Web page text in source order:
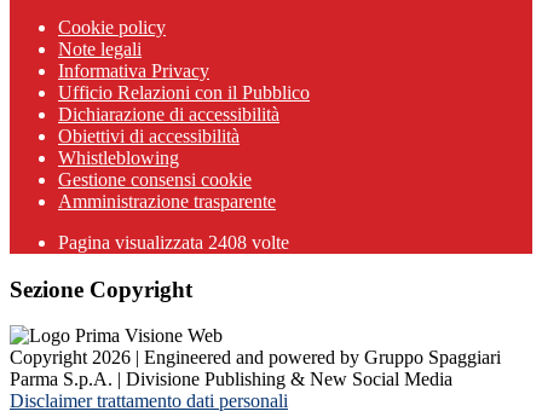
Cookie policy
Note legali
Informativa Privacy
Ufficio Relazioni con il Pubblico
Dichiarazione di accessibilità
Obiettivi di accessibilità
Whistleblowing
Gestione consensi cookie
Amministrazione trasparente
Pagina visualizzata 2408 volte
Sezione Copyright
Copyright 2026 | Engineered and powered by Gruppo Spaggiari
Parma S.p.A. | Divisione Publishing & New Social Media
Disclaimer trattamento dati personali